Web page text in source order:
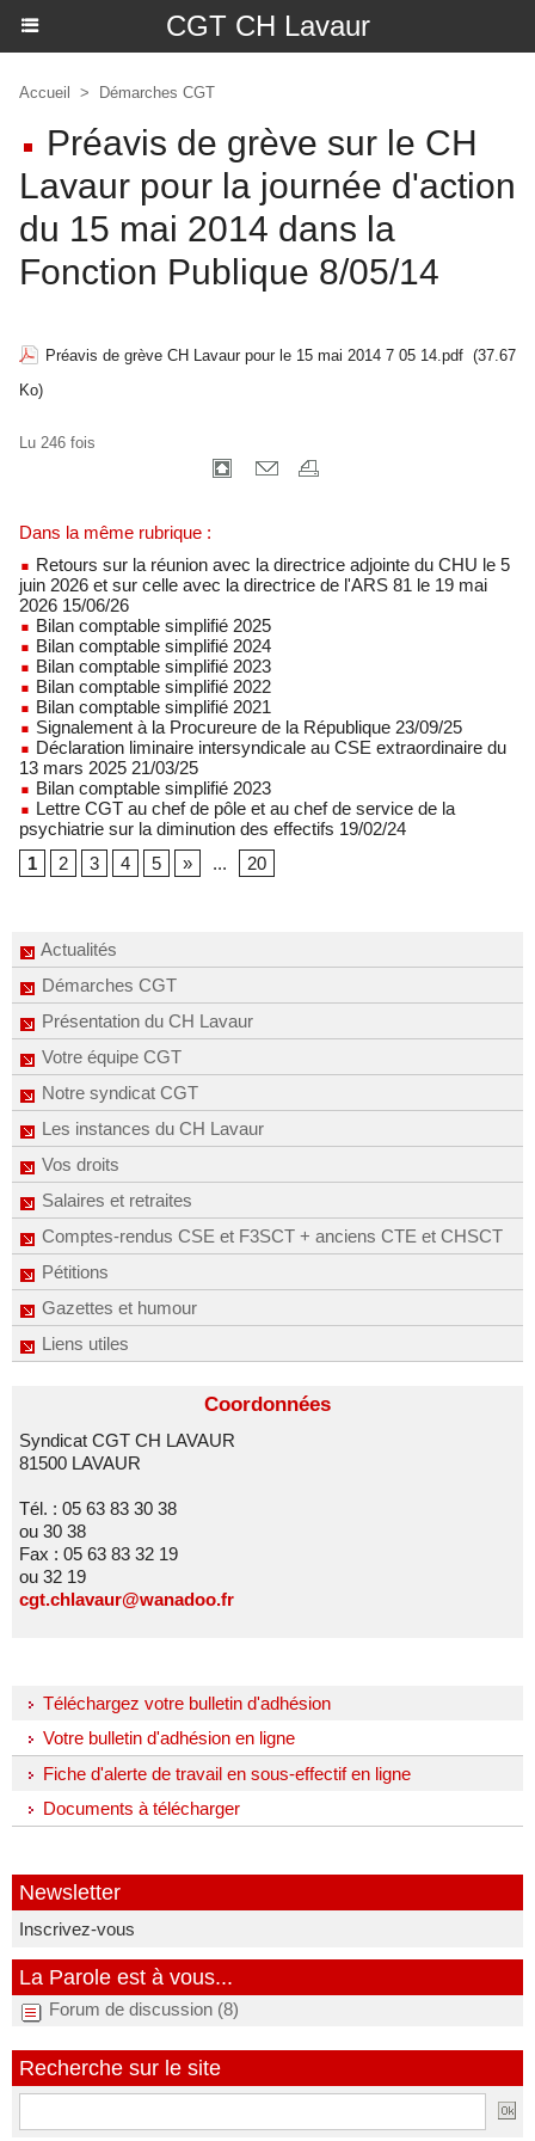
CGT CH Lavaur
Actualités
Démarches CGT
Présentation du CH Lavaur
Votre équipe CGT
Notre syndicat CGT
Les instances du CH Lavaur
Vos droits
Salaires et retraites
Comptes-rendus CSE et F3SCT + anciens CTE et CHSCT
Pétitions
Gazettes et humour
Liens utiles
Accueil > Démarches CGT
Préavis de grève sur le CH
Lavaur pour la journée d'action
du 15 mai 2014 dans la
Fonction Publique 8/05/14
Préavis de grève CH Lavaur pour le 15 mai 2014 7 05 14.pdf (37.67
Ko)
Lu 246 fois
Dans la même rubrique :
Retours sur la réunion avec la directrice adjointe du CHU le 5
juin 2026 et sur celle avec la directrice de l'ARS 81 le 19 mai
2026 15/06/26
Bilan comptable simplifié 2025
Bilan comptable simplifié 2024
Bilan comptable simplifié 2023
Bilan comptable simplifié 2022
Bilan comptable simplifié 2021
Signalement à la Procureure de la République 23/09/25
Déclaration liminaire intersyndicale au CSE extraordinaire du
13 mars 2025 21/03/25
Bilan comptable simplifié 2023
Lettre CGT au chef de pôle et au chef de service de la
psychiatrie sur la diminution des effectifs 19/02/24
1
2 3 4 5 » ... 20
Coordonnées
Syndicat CGT CH LAVAUR
81500 LAVAUR
Tél. : 05 63 83 30 38
ou 30 38
Fax : 05 63 83 32 19
ou 32 19
cgt.chlavaur@wanadoo.fr
Téléchargez votre bulletin d'adhésion
Votre bulletin d'adhésion en ligne
Fiche d'alerte de travail en sous-effectif en ligne
Documents à télécharger
Newsletter
Inscrivez-vous
La Parole est à vous...
Forum de discussion (8)
Recherche sur le site